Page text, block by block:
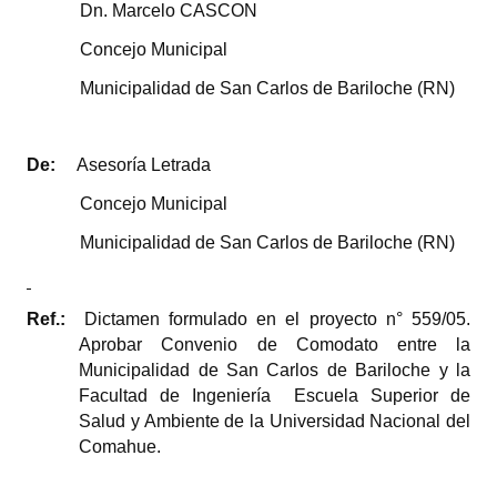
Reglamento Interno
Digesto
DOCUMENTOS
Informes de Gestión
Proyectos Presentados
Actas de Sesión
Informes de Unidad Coordinadora
Ejecución Presupuestaria
Dn. Marcelo CASCON
Concejo Municipal
Municipalidad de San Carlos de Bariloche (RN)
De: Asesoría Letrada
Concejo Municipal
Municipalidad de San Carlos de Bariloche (RN)
Ref.:
Dictamen formulado en el proyecto n° 559/05.
Aprobar Convenio de Comodato entre la
Municipalidad de San Carlos de Bariloche y la
Facultad de Ingeniería  Escuela Superior de
Salud y Ambiente de la Universidad Nacional del
Comahue.